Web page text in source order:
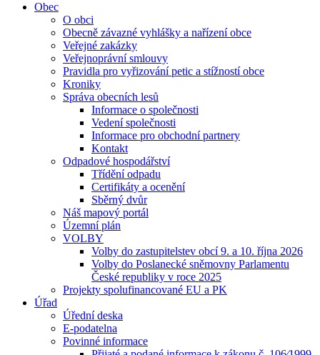
Obec
O obci
Obecně závazné vyhlášky a nařízení obce
Veřejné zakázky
Veřejnoprávní smlouvy
Pravidla pro vyřizování petic a stížností obce
Kroniky
Správa obecních lesů
Informace o společnosti
Vedení společnosti
Informace pro obchodní partnery
Kontakt
Odpadové hospodářství
Třídění odpadu
Certifikáty a ocenění
Sběrný dvůr
Náš mapový portál
Územní plán
VOLBY
Volby do zastupitelstev obcí 9. a 10. října 2026
Volby do Poslanecké sněmovny Parlamentu
České republiky v roce 2025
Projekty spolufinancované EU a PK
Úřad
Úřední deska
E-podatelna
Povinné informace